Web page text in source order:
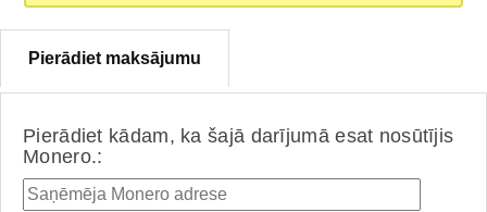
Pierādiet maksājumu
Pierādiet kādam, ka šajā darījumā esat nosūtījis
Monero.: